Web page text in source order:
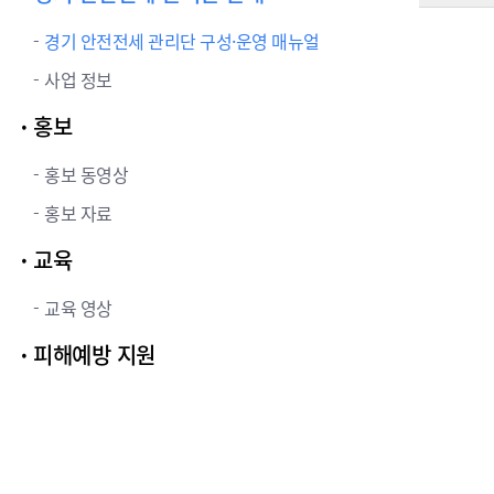
경기 안전전세 관리단 구성·운영 매뉴얼
사업 정보
홍보
홍보 동영상
홍보 자료
교육
교육 영상
피해예방 지원